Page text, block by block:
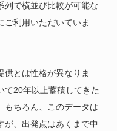
列で横並び比較が可能な
ご利用いただいていま
供とは性格が異なりま
て20年以上蓄積してきた
もちろん、このデータは
が、出発点はあくまで中